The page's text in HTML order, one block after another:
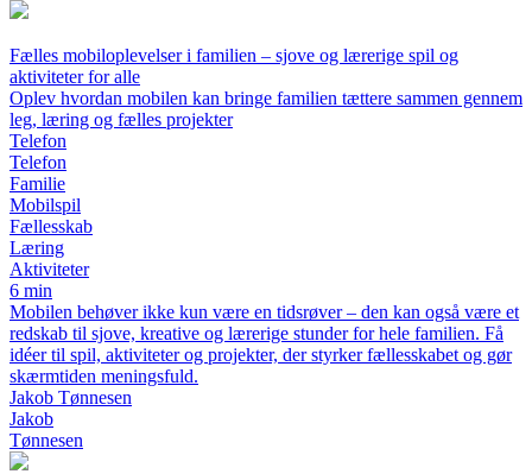
Fælles mobiloplevelser i familien – sjove og lærerige spil og
aktiviteter for alle
Oplev hvordan mobilen kan bringe familien tættere sammen gennem
leg, læring og fælles projekter
Telefon
Telefon
Familie
Mobilspil
Fællesskab
Læring
Aktiviteter
6 min
Mobilen behøver ikke kun være en tidsrøver – den kan også være et
redskab til sjove, kreative og lærerige stunder for hele familien. Få
idéer til spil, aktiviteter og projekter, der styrker fællesskabet og gør
skærmtiden meningsfuld.
Jakob Tønnesen
Jakob
Tønnesen